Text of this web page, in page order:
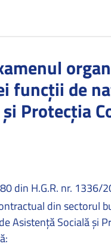
funcții de
Protecția
din H.G.R. nr.
din sectorul
Asistenţă Socială şi